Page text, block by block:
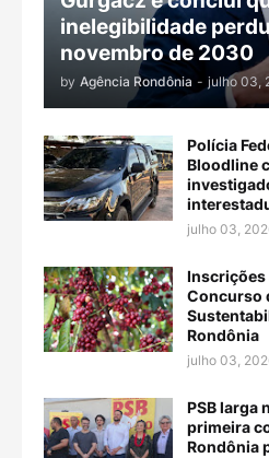
inelegibilidade
novembro de 2030
by Agência Rondônia - julho 03,
Polícia
Bloodline
julho 03,
Inscrições
Concurso
Rondônia
julho 03,
PSB larga
primeira
Rondônia